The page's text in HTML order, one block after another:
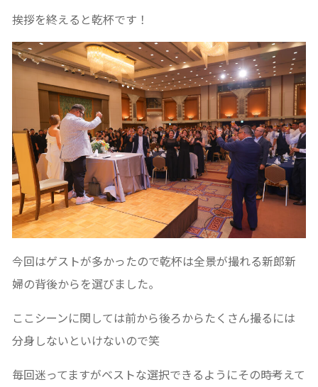
挨拶を終えると乾杯です！
今回はゲストが多かったので乾杯は全景が撮れる新郎新
婦の背後からを選びました。
ここシーンに関しては前から後ろからたくさん撮るには
分身しないといけないので笑
毎回迷ってますがベストな選択できるようにその時考えて